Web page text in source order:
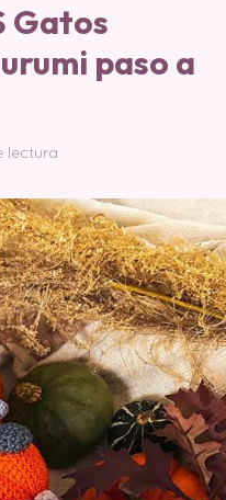
Gatos
paso a
lectura